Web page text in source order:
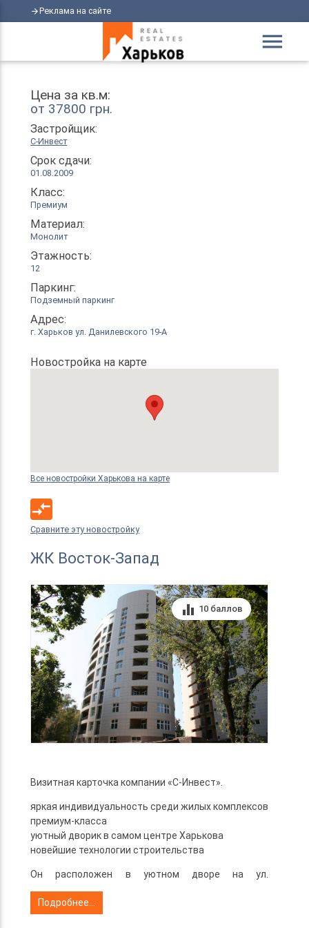
arrow_forwardРеклама на сайте
menu
Цена за кв.м:
от 37800 грн.
Застройщик:
С-Инвест
Срок сдачи:
01.08.2009
Класс:
Премиум
Материал:
Монолит
Этажность:
12
Паркинг:
Подземный паркинг
Адрес:
г. Харьков ул. Данилевского 19-А
Новостройка на карте
Все новостройки Харькова на карте
compare_arrows
Сравните эту новостройку
ЖК Восток-Запад
equalizer 10 баллов
Визитная карточка компании «С-Инвест».
яркая индивидуальность среди жилых комплексов
премиум-класса
уютный дворик в самом центре Харькова
новейшие технологии строительства
Он расположен в уютном дворе на ул.
дорогой интерьер подчеркивают особый статус
дома.
Подробнее...